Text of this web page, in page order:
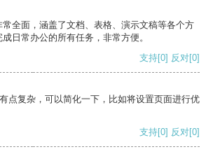
全面，涵盖了文档、表格、演示文稿等各个方
日常办公的所有任务，非常方便。
支持[0] 反对[0]
点复杂，可以简化一下，比如将设置页面进行优
支持[0] 反对[0]